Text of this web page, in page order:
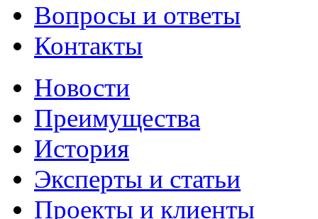
Вопросы и ответы
Контакты
Новости
Преимущества
История
Эксперты и статьи
Проекты и клиенты